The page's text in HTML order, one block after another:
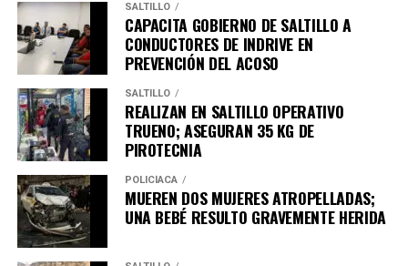
SALTILLO
CAPACITA GOBIERNO DE SALTILLO A
CONDUCTORES DE INDRIVE EN
PREVENCIÓN DEL ACOSO
SALTILLO
REALIZAN EN SALTILLO OPERATIVO
TRUENO; ASEGURAN 35 KG DE
PIROTECNIA
POLICÍACA
MUEREN DOS MUJERES ATROPELLADAS;
UNA BEBÉ RESULTO GRAVEMENTE HERIDA